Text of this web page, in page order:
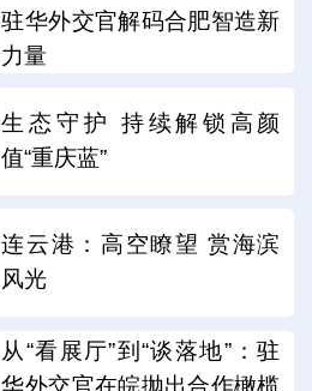
驻华外交官解码合肥智造新
力量
生态守护 持续解锁高颜
值“重庆蓝”
连云港：高空瞭望 赏海滨
风光
从“看展厅”到“谈落地”：驻
华外交官在皖抛出合作橄榄